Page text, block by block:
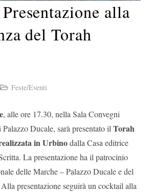
alla
del Torah
Feste/Eventi
, alle ore 17.30, nella Sala Convegni
Palazzo Ducale, sarà presentato ilTorah
in Urbinodalla Casa editrice
La presentazione ha il patrocinio
delle Marche – Palazzo Ducale e del
presentazione seguirà un cocktail alla